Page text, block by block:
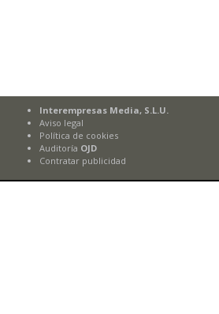
Interempresas Media, S.L.U.
Aviso legal
Política de cookies
Auditoría OJD
Contratar publicidad